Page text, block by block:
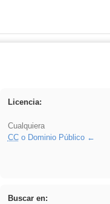
Licencia:
Cualquiera
CCo Dominio Público
Buscar en: